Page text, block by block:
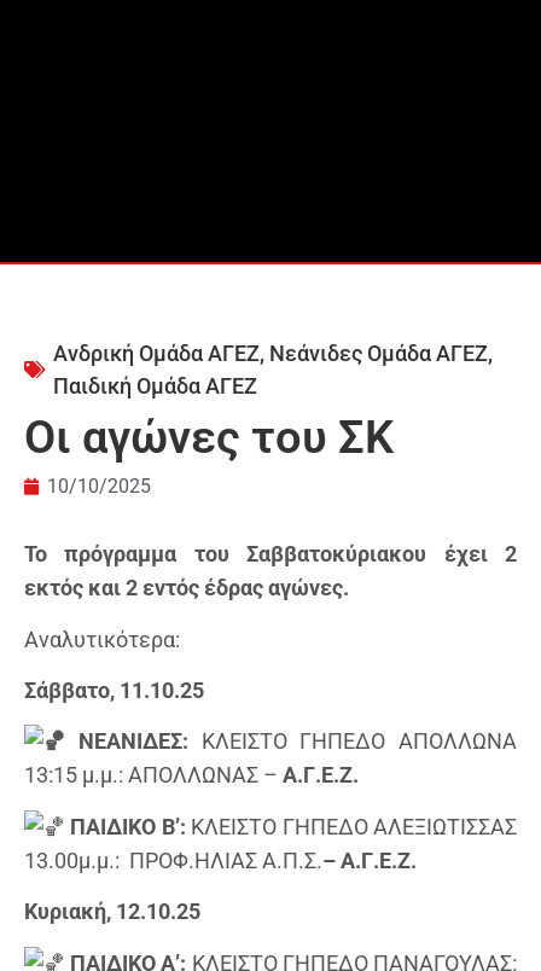
Ανδρική Ομάδα ΑΓΕΖ, Νεάνιδες Ομάδα ΑΓΕΖ,
Παιδική Ομάδα ΑΓΕΖ
Οι αγώνες του ΣΚ
10/10/2025
Το πρόγραμμα του Σαββατοκύριακου έχει 2
εκτός και 2 εντός έδρας αγώνες.
Αναλυτικότερα:
Σάββατο, 11.10.25
ΝΕΑΝΙΔΕΣ: ΚΛΕΙΣΤΟ ΓΗΠΕΔΟ ΑΠΟΛΛΩΝΑ
13:15 μ.μ.: ΑΠΟΛΛΩΝΑΣ – Α.Γ.Ε.Ζ.
ΠΑΙΔΙΚΟ Β’: ΚΛΕΙΣΤΟ ΓΗΠΕΔΟ ΑΛΕΞΙΩΤΙΣΣΑΣ
13.00μ.μ.: ΠΡΟΦ.ΗΛΙΑΣ Α.Π.Σ.– Α.Γ.Ε.Ζ.
Κυριακή, 12.10.25
ΠΑΙΔΙΚΟ Α’: ΚΛΕΙΣΤΟ ΓΗΠΕΔΟ ΠΑΝΑΓΟΥΛΑΣ: